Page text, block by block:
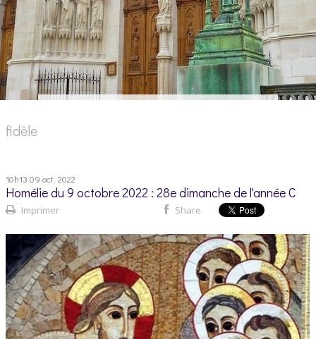
fidèle
10h13 09 oct. 2022
Homélie du 9 octobre 2022 : 28e dimanche de l'année C
Imprimer Share